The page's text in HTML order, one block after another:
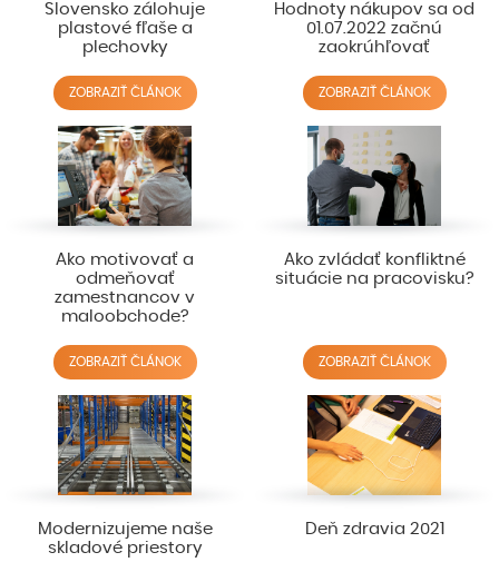
Slovensko zálohuje
plastové fľaše a
plechovky
ZOBRAZIŤ ČLÁNOK
Hodnoty nákupov sa od
01.07.2022 začnú
zaokrúhľovať
ZOBRAZIŤ ČLÁNOK
Ako motivovať a
odmeňovať
zamestnancov v
maloobchode?
ZOBRAZIŤ ČLÁNOK
Ako zvládať konfliktné
situácie na pracovisku?
ZOBRAZIŤ ČLÁNOK
Modernizujeme naše
skladové priestory
Deň zdravia 2021